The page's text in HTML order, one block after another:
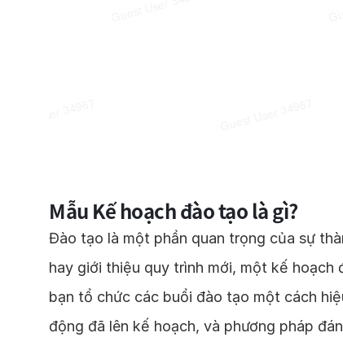
Mẫu Kế hoạch đào tạo là gì?
Đào tạo là một phần quan trọng của sự
hay giới thiệu quy trình mới, một kế
bạn tổ chức các buổi đào tạo một cách
động đã lên kế hoạch, và phương pháp